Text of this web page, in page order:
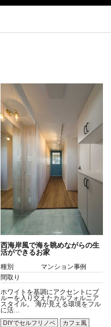
西海岸風で海を眺めながらの生
活ができるお家
種別
マンション事例
間取り
ホワイトを基調にアクセントにブ
ルーを入り交えたカルフォルニア
スタイル。 海が見える環境をフル
に活...
DIYでセルフリノベ
カフェ風